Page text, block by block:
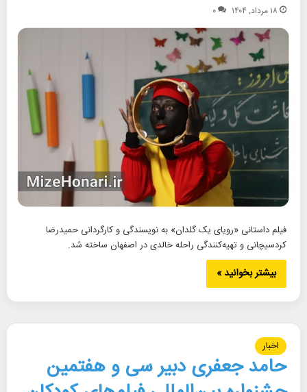
۱۸ مرداد, ۱۴۰۴ ۰
فیلم داستانی «رویای یک گلدان» به نویسندگی و کارگردانی حمیدرضا
کردسیچانی و تهیه‌کنندگی راحله خالدی در اصفهان ساخته شد.
بیشتر بخوانید »
اخبار
حامد جعفری دبیر سی و هفتمین